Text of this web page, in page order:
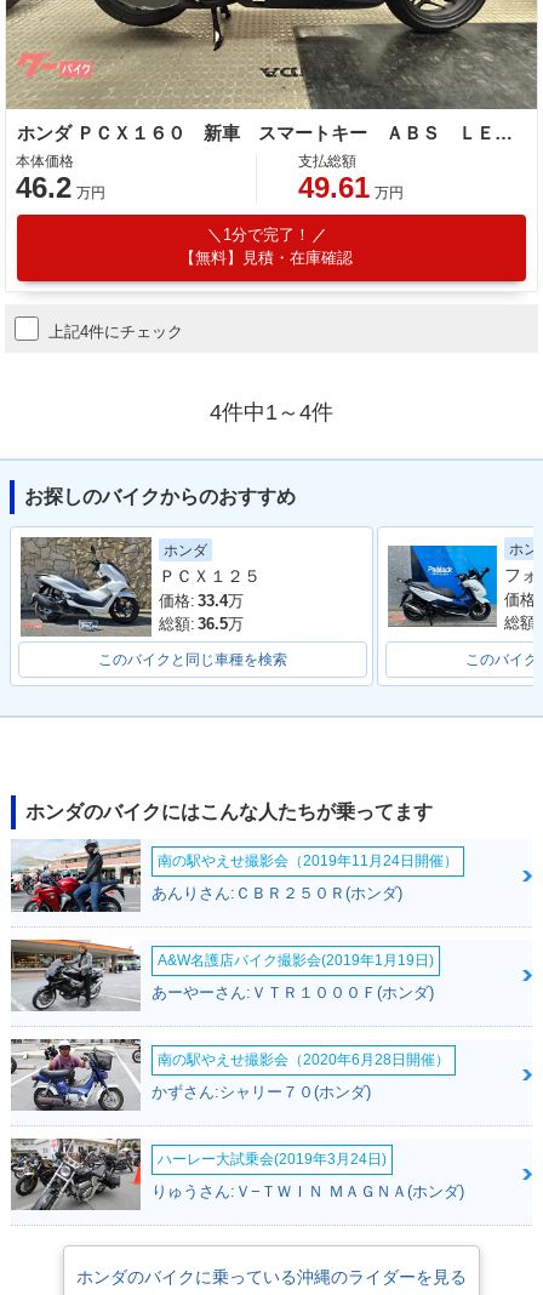
ホンダ ＰＣＸ１６０ 新車 スマートキー ＡＢＳ ＬＥＤ Ｔｙｐｅ−Ｃソケット
本体価格
46.2 万円
支払総額
49.61 万円
1分で完了！
【無料】見積・在庫確認
上記4件にチェック
4件中1～4件
お探しのバイクからのおすすめ
ホンダ
ＰＣＸ１２５
価格: 33.4万
総額: 36.5万
このバイクと同じ車種を検索
ホン
価格:
総額:
このバイク
ホンダのバイクにはこんな人たちが乗ってます
南の駅やえせ撮影会（2019年11月24日開催）
あんりさん:ＣＢＲ２５０Ｒ(ホンダ)
A&W名護店バイク撮影会(2019年1月19日)
あーやーさん:ＶＴＲ１０００Ｆ(ホンダ)
南の駅やえせ撮影会（2020年6月28日開催）
かずさん:シャリー７０(ホンダ)
ハーレー大試乗会(2019年3月24日)
りゅうさん:Ｖ−ＴＷＩＮ ＭＡＧＮＡ(ホンダ)
ホンダのバイクに乗っている沖縄のライダーを見る